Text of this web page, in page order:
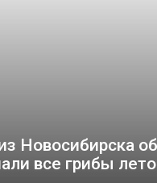
Новосибирска
все грибы